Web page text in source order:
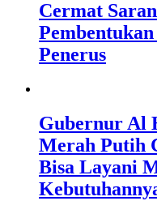
Cermat
Penerus
Gubernur Al
Merah Putih
Bisa Layani